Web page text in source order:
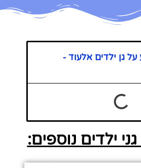
גן ילדים אלעוד -
ילדים נוספים: